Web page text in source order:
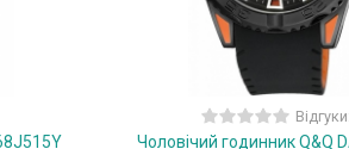
Чоловічий годинник Q&Q